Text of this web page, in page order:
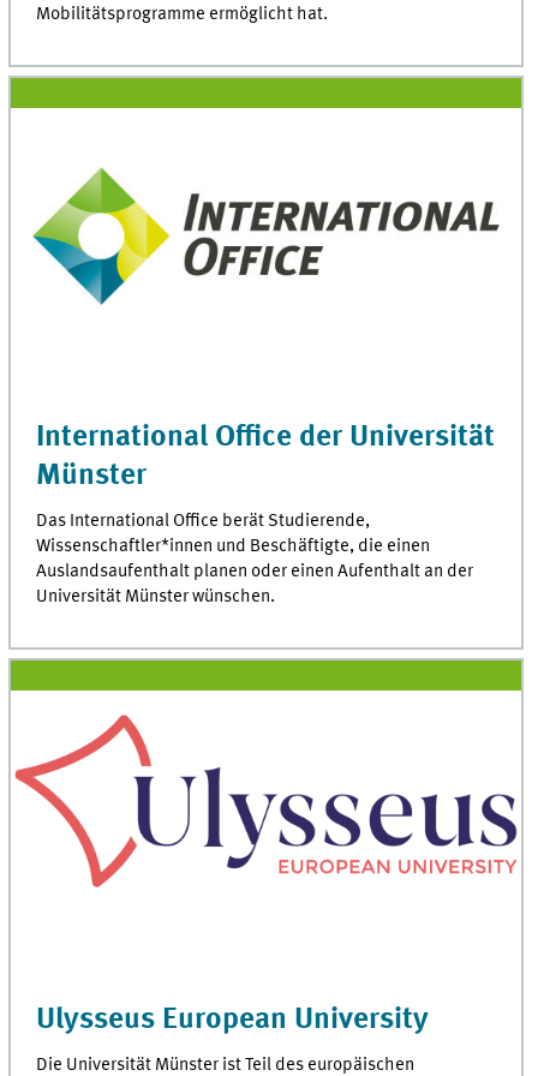
Mobilitätsprogramme ermöglicht hat.
International Office der Universität
Münster
Das International Office berät Studierende,
Wissenschaftler*innen und Beschäftigte, die einen
Auslandsaufenthalt planen oder einen Aufenthalt an der
Universität Münster wünschen.
Ulysseus European University
Die Universität Münster ist Teil des europäischen